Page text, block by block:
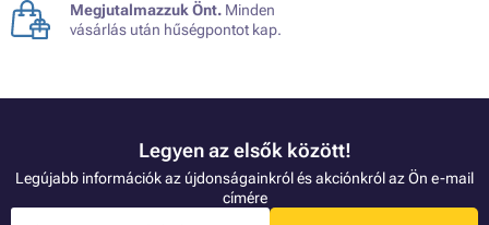
Megjutalmazzuk Önt. Minden
vásárlás után hűségpontot kap.
Legyen az elsők között!
Legújabb információk az újdonságainkról és akciónkról az Ön e-mail
címére